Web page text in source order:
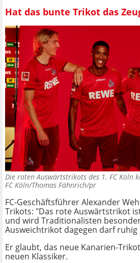
Hat das bunte Trikot das
Die roten Auswärtstrikots des 1. FC Köln
FC Köln/Thomas Fähnrich/pr
FC-Geschäftsführer Alexander
Trikots: "Das rote Auswärtstrikot
und wird Traditionalisten
Ausweichtrikot dagegen darf
Er glaubt, das neue Kanarien-
neuen Klassiker.